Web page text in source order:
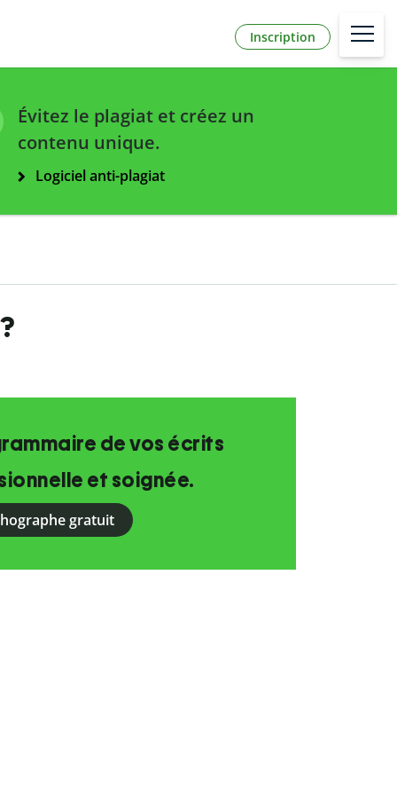
Inscription
Évitez le plagiat et créez un
contenu unique.
Logiciel anti-plagiat
de vos écrits
et soignée.
gratuit